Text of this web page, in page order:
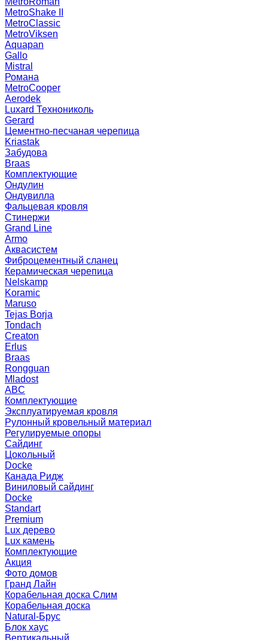
MetroShake II
MetroClassic
MetroViksen
Aquapan
Gallo
Mistral
Романа
MetroCooper
Aerodek
Luxard Технониколь
Gerard
Цементно-песчаная черепица
Kriastak
Забудова
Braas
Комплектующие
Ондулин
Ондувилла
Фальцевая кровля
Стинержи
Grand Line
Armo
Аквасистем
Фиброцементный сланец
Керамическая черепица
Nelskamp
Koramic
Maruso
Tejas Borja
Tondach
Creaton
Erlus
Braas
Rongguan
Mladost
ABC
Комплектующие
Эксплуатируемая кровля
Рулонный кровельный материал
Регулируемые опоры
Сайдинг
Цокольный
Docke
Канада Ридж
Виниловый сайдинг
Docke
Standart
Premium
Lux дерево
Lux камень
Комплектующие
Акция
Фото домов
Гранд Лайн
Корабельная доска Слим
Корабельная доска
Natural-Брус
Блок хаус
Вертикальный